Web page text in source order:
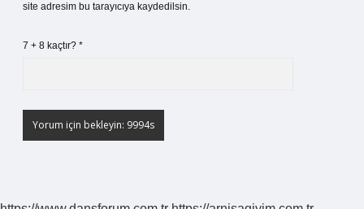
site adresim bu tarayıcıya kaydedilsin.
7 + 8 kaçtır? *